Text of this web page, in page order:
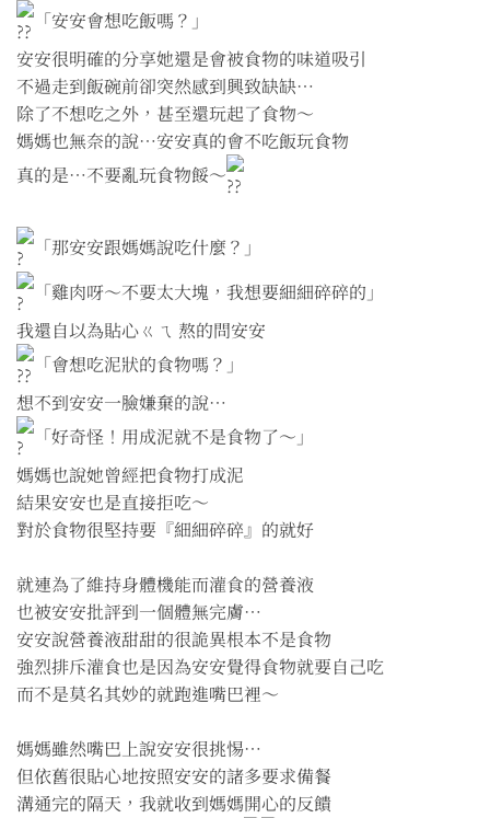
「安安會想吃飯嗎？」
安安很明確的分享她還是會被食物的味道吸引
不過走到飯碗前卻突然感到興致缺缺⋯
除了不想吃之外，甚至還玩起了食物～
媽媽也無奈的說⋯安安真的會不吃飯玩食物
真的是⋯不要亂玩食物餒～
「那安安跟媽媽說吃什麼？」
「雞肉呀～不要太大塊，我想要細細碎碎的」
我還自以為貼心ㄍㄟ 熬的問安安
「會想吃泥狀的食物嗎？」
想不到安安一臉嫌棄的說⋯
「好奇怪！用成泥就不是食物了～」
媽媽也說她曾經把食物打成泥
結果安安也是直接拒吃～
對於食物很堅持要『細細碎碎』的就好
就連為了維持身體機能而灌食的營養液
也被安安批評到一個體無完膚⋯
安安說營養液甜甜的很詭異根本不是食物
強烈排斥灌食也是因為安安覺得食物就要自己吃
而不是莫名其妙的就跑進嘴巴裡～
媽媽雖然嘴巴上說安安很挑惕⋯
但依舊很貼心地按照安安的諸多要求備餐
溝通完的隔天，我就收到媽媽開心的反饋